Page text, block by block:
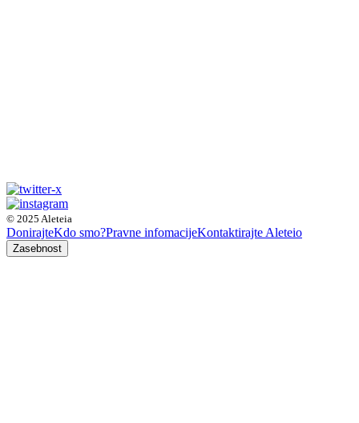
© 2025 Aleteia
DonirajteKdo smo?Pravne infomacijeKontaktirajte Aleteio
Zasebnost